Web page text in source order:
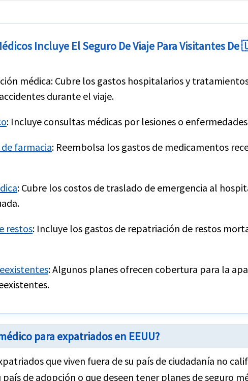
Incluye El Seguro De Viaje Para Visitantes
médica:Cubre los gastos hospitalarios y
durante el viaje.
: Incluye consultas médicas por lesiones o
farmacia: Reembolsa los gastos de medicamentos
: Cubre los costos de traslado de emergencia al
restos: Incluye los gastos de repatriación de restos
:Algunos planes ofrecen cobertura para la
para expatriados en EEUU?
que viven fuera de su país de ciudadanía no
país de adopción o que deseen tener planes de seguro